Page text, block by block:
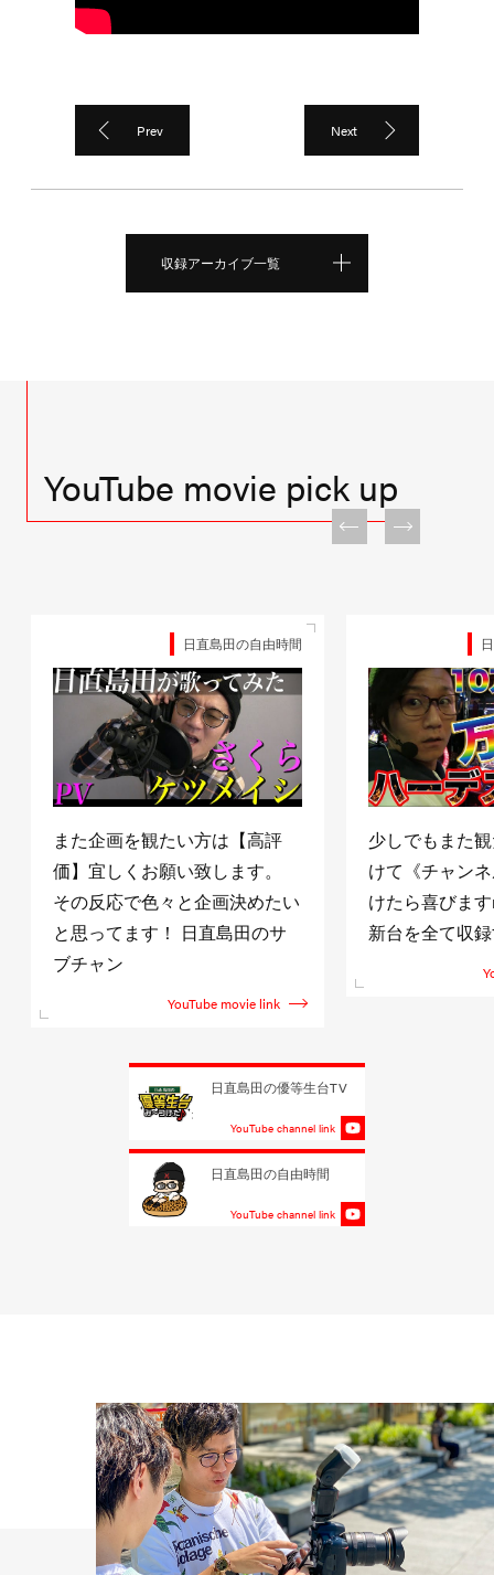
Prev Next
収録アーカイブ一覧
YouTube movie pick up
日直島田の自由時間
また企画を観たい方は【高評
価】宜しくお願い致します。
その反応で色々と企画決めたい
と思ってます！ 日直島田のサ
ブチャン
YouTube movie link
少しでもまた
けて《チャン
けたら喜びま
新台を全て収
日直島田の優等生台TV
YouTube channel link
日直島田の自由時間
YouTube channel link